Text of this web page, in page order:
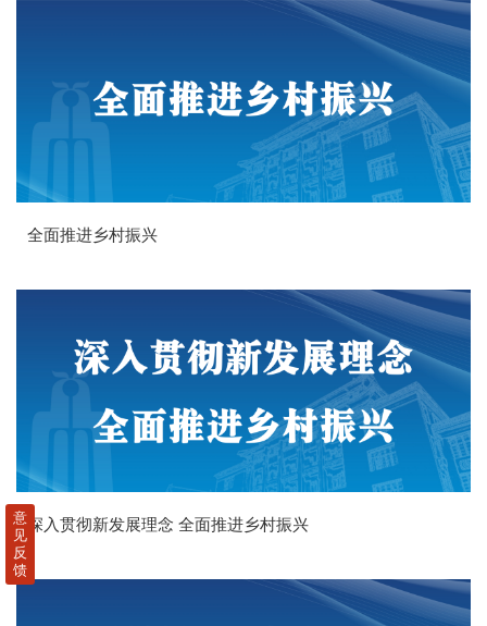
全面推进乡村振兴
深入贯彻新发展理念 全面推进乡村振兴
意
见
反
馈